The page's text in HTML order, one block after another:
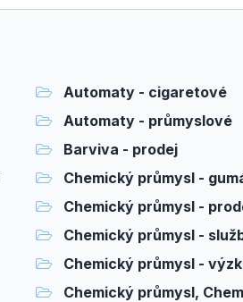
Automaty - cigaretové
Automaty - průmyslové
Barviva - prodej
Chemický průmysl -
Chemický průmysl -
Chemický průmysl -
Chemický průmysl -
Chemický průmysl,